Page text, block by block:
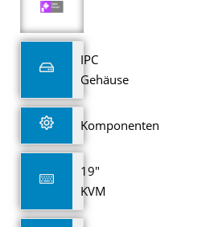
IPC
Gehäuse
Komponenten
19"
KVM